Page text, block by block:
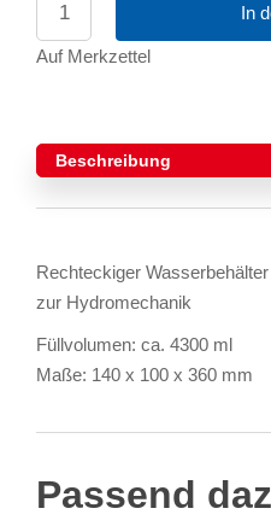
In
Auf Merkzettel
Beschreibung
Rechteckiger
zur Hydromechanik
Füllvolumen: ca. 4300 ml
Maße: 140 x 100 x 360 mm
Passend